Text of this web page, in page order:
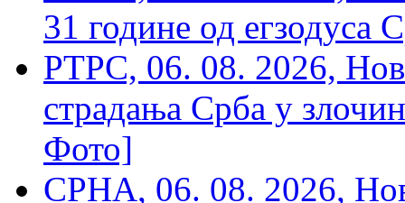
31 године од егзодуса
РТРС, 06. 08. 2026,
страдања Срба у
Фото]
СРНА, 06. 08. 2026,